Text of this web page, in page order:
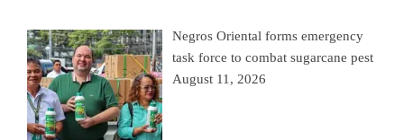
Negros Oriental forms emergency
task force to combat sugarcane pest
August 11, 2026